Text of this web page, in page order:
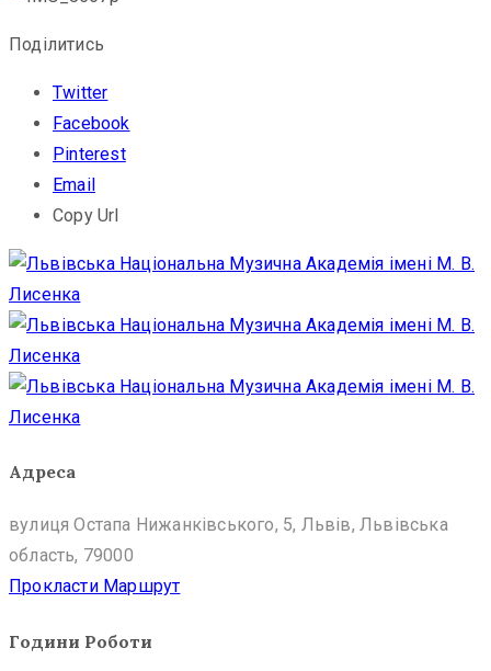
Поділитись
Twitter
Facebook
Pinterest
Email
Copy Url
Адреса
вулиця Остапа Нижанківського, 5, Львів, Львівська
область, 79000
Прокласти Маршрут
Години Роботи